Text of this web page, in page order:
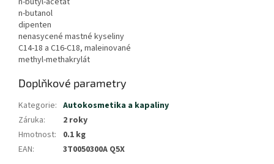
n-butanol
dipenten
nenasycené mastné kyseliny
C14-18 a C16-C18, maleinované
methyl-methakrylát
Doplňkové parametry
Kategorie: Autokosmetika a kapaliny
Záruka:
2 roky
Hmotnost:
0.1 kg
EAN: 3T0050300A Q5X